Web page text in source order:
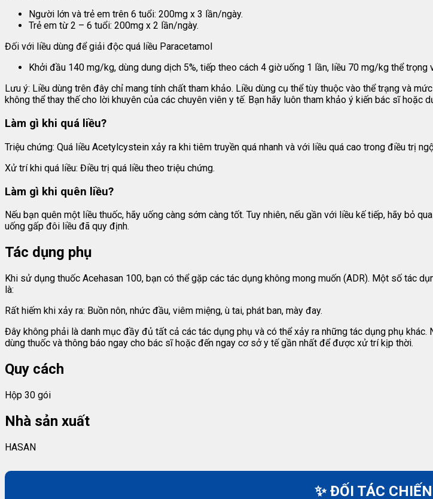
Người lớn và trẻ em trên 6 tuổi: 200mg x 3 lần/ngày.
Trẻ em từ 2 – 6 tuổi: 200mg x 2 lần/ngày.
Đối với liều dùng để giải độc quá liều Paracetamol
Khởi đầu 140 mg/kg, dùng dung dịch 5%, tiếp theo cách 4 giờ uống 1 lần, liều 70 mg/kg thể trọng
Lưu ý: Liều dùng trên đây chỉ mang tính chất tham khảo. Liều dùng cụ thể tùy thuộc vào thể trạng và
không thể thay thế cho lời khuyên của các chuyên viên y tế. Bạn hãy luôn tham khảo ý kiến bác sĩ hoặc
Làm gì khi quá liều?
Triệu chứng: Quá liều Acetylcystein xảy ra khi tiêm truyền quá nhanh và với liều quá cao trong điều trị
Xử trí khi quá liều: Điều trị quá liều theo triệu chứng.
Làm gì khi quên liều?
Nếu bạn quên một liều thuốc, hãy uống càng sớm càng tốt. Tuy nhiên, nếu gần với liều kế tiếp, hãy bỏ
uống gấp đôi liều đã quy định.
Tác dụng phụ
Khi sử dụng thuốc Acehasan 100, bạn có thể gặp các tác dụng không mong muốn (ADR). Một số tác
là:
Rất hiếm khi xảy ra: Buồn nôn, nhức đầu, viêm miệng, ù tai, phát ban, mày đay.
Đây không phải là danh mục đầy đủ tất cả các tác dụng phụ và có thể xảy ra những tác dụng phụ
dùng thuốc và thông báo ngay cho bác sĩ hoặc đến ngay cơ sở y tế gần nhất để được xử trí kịp thời.
Quy cách
Hộp 30 gói
Nhà sản xuất
HASAN
✨ ĐỐI TÁC